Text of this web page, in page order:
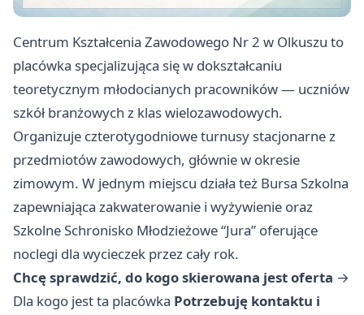
Centrum Kształcenia Zawodowego Nr 2 w Olkuszu to
placówka specjalizująca się w dokształcaniu
teoretycznym młodocianych pracowników — uczniów
szkół branżowych z klas wielozawodowych.
Organizuje czterotygodniowe turnusy stacjonarne z
przedmiotów zawodowych, głównie w okresie
zimowym. W jednym miejscu działa też Bursa Szkolna
zapewniająca zakwaterowanie i wyżywienie oraz
Szkolne Schronisko Młodzieżowe “Jura” oferujące
noclegi dla wycieczek przez cały rok.
Chcę sprawdzić, do kogo skierowana jest oferta →
Dla kogo jest ta placówka Potrzebuję kontaktu i